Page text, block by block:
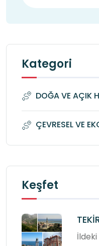
Kategori
DOĞA VE AÇIK
ÇEVRESEL VE
Keşfet